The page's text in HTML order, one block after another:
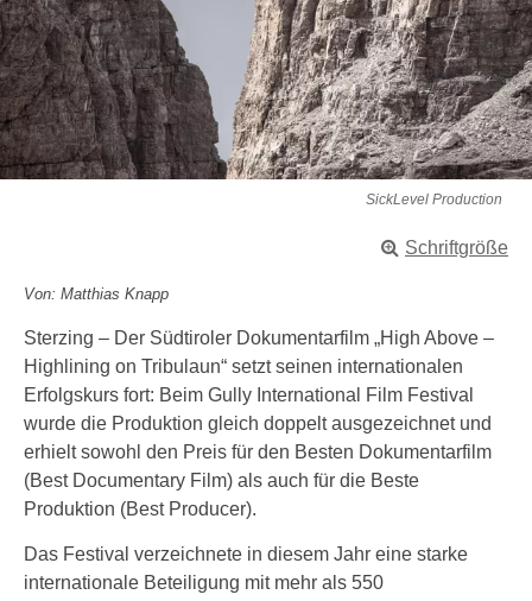
SickLevel Production
Schriftgröße
Von: Matthias Knapp
Sterzing – Der Südtiroler Dokumentarfilm „High Above –
Highlining on Tribulaun“ setzt seinen internationalen
Erfolgskurs fort: Beim Gully International Film Festival
wurde die Produktion gleich doppelt ausgezeichnet und
erhielt sowohl den Preis für den Besten Dokumentarfilm
(Best Documentary Film) als auch für die Beste
Produktion (Best Producer).
Das Festival verzeichnete in diesem Jahr eine starke
internationale Beteiligung mit mehr als 550